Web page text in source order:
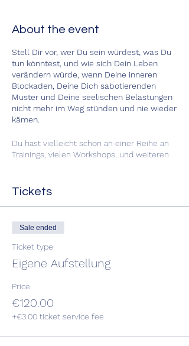
About the event
Stell Dir vor, wer Du sein würdest, was Du
tun könntest, und wie sich Dein Leben
verändern würde, wenn Deine inneren
Blockaden, Deine Dich sabotierenden
Muster und Deine seelischen Belastungen
nicht mehr im Weg stünden und nie wieder
kämen.
Du hast vielleicht schon an einer Reihe an
Trainings, vielen Workshops, und weiteren
einer Deiner ersehnten Wünsche im Leben
wirst mit etwas konfrontiert, das sich dem
widersetzt.
Das ist in der Regel der Moment, in dem
man für systemische Aufstellungsarbeit
Verstrickungen und systemischen
Blockaden, die der Manifestation Deiner
Wünsche im Weg stehen, sind vielleicht
Jahrhunderte alt.
Tickets
Sale ended
Ticket type
Eigene Aufstellung
Price
€120.00
+€3.00 ticket service fee